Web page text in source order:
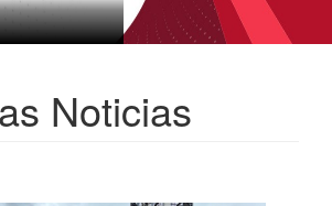
Noticias